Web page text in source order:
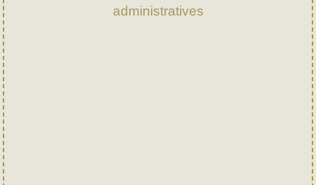
administratives